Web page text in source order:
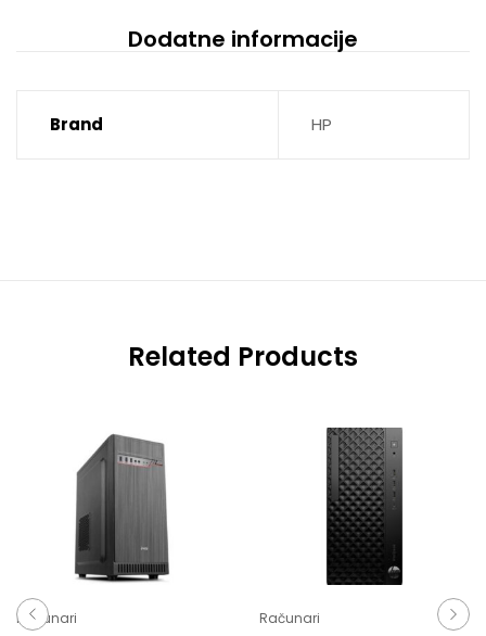
Dodatne informacije
Brand HP
Related Products
Računari Računari